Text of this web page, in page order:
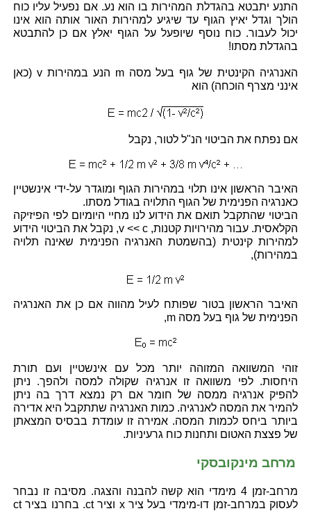
התנע יתבטא בהגדלת המהירות בו הוא נע. אם נפעיל עליו כוח
הולך וגדל יאיץ הגוף עד שיגיע למהירות האור אותה הוא אינו
יכול לעבור. כוח נוסף שיופעל על הגוף יאלץ אם כן להתבטא
בהגדלת מסתו!
האנרגיה הקינטית של גוף בעל מסה m הנע במהירות v (כאן
אינני מצרף הוכחה) הוא
אם נפתח את הביטוי הנ"ל לטור, נקבל
האיבר הראשון אינו תלוי במהירות הגוף ומוגדר על-ידי אינשטיין
כאנרגיה הפנימית של הגוף התלויה בגודל מסתו.
הביטוי שהתקבל תואם את הידוע לנו מחיי היומיום לפי הפיזיקה
הקלאסית. עבור מהירויות קטנות, v << c, נקבל את הביטוי הידוע
למהירות קינטית (בהשמטת האנרגיה הפנימית שאינה תלויה
במהירות),
האיבר הראשון בטור שפותח לעיל מהווה אם כן את האנרגיה
הפנימית של גוף בעל מסה m,
זוהי המשוואה המזוהה יותר מכל עם אינשטיין ועם תורת
היחסות. לפי משוואה זו אנרגיה שקולה למסה ולהפך. ניתן
להפיק אנרגיה ממסה של חומר אם רק נמצא דרך בה ניתן
להמיר את המסה לאנרגיה. כמות האנרגיה שתתקבל היא אדירה
ביותר ביחס לכמות המסה. אמירה זו עומדת בבסיס המצאתן
של פצצת האטום ותחנות כוח גרעיניות.
מרחב מינקובסקי
מרחב-זמן 4 מימדי הוא קשה להבנה והצגה. מסיבה זו נבחר
לעסוק במרחב-זמן דו-מימדי בעל ציר x וציר ct. בחרנו בציר ct